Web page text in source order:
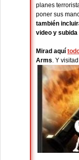
planes
poner sus
también
video y subida
Mirad aquí
Arms. Y